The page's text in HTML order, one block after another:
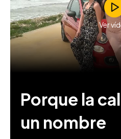
Ver
Porque la
un nombre